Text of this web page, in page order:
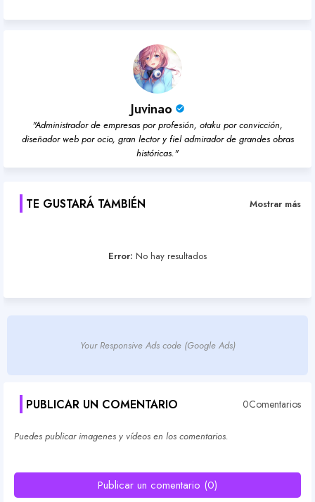
Juvinao
"Administrador de empresas por profesión, otaku por convicción,
diseñador web por ocio, gran lector y fiel admirador de grandes obras
históricas."
TE GUSTARÁ TAMBIÉN Mostrar más
Error: No hay resultados
Your Responsive Ads code (Google Ads)
PUBLICAR UN COMENTARIO 0Comentarios
Puedes publicar imagenes y vídeos en los comentarios.
Publicar un comentario (0)